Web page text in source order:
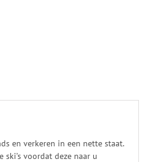
en verkeren in een nette staat.
voordat deze naar u